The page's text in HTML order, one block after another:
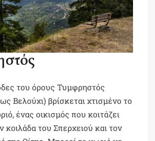
του όρους Τυμφρηστός
Βελούχι) βρίσκεται χτισμένο το
ένας οικισμός που κοιτάζει
κοιλάδα του Σπερχειού και τον